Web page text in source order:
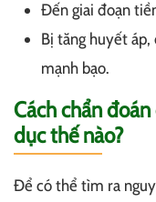
Đến giai đoạn
Bị tăng huyết
mạnh bạo.
Cách chẩn
dục thế nào?
Để có thể tìm ra